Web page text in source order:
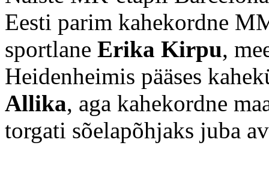
Eesti parim kahekordne
sportlane Erika Kirpu,
Heidenheimis pääses
Allika, aga kahekordne
torgati sõelapõhjaks juba